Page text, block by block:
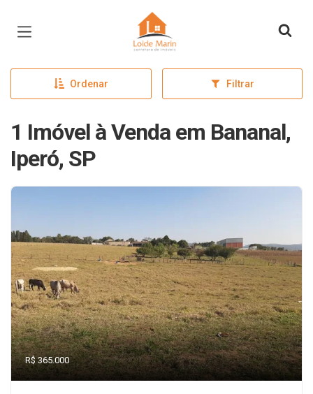
Página inicial
Ordenar Filtrar
1 Imóvel à Venda em Bananal,
Iperó, SP
R$ 365.000